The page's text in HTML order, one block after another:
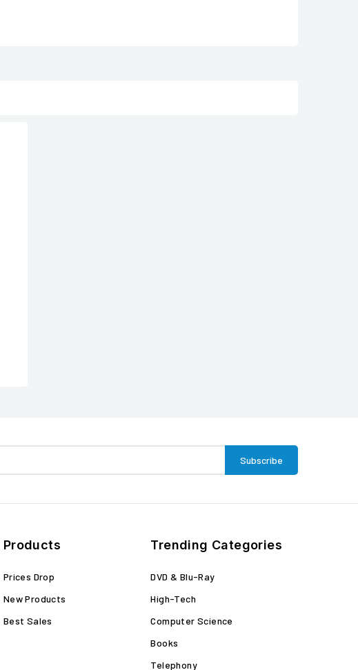
Products
Prices Drop
New Products
Best Sales
Trending Categories
DVD & Blu-Ray
High-Tech
Computer Science
Books
Telephony